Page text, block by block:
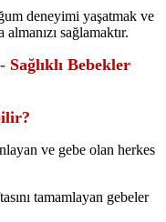
deneyimi yaşatmak ve
sağlamaktır.
Bebekler
ve gebe olan herkes
tamamlayan gebeler